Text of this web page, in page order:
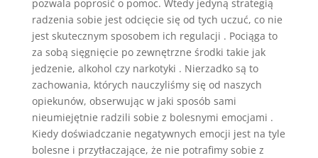
pozwala poprosić o pomoc. Wtedy jedyną strategią
radzenia sobie jest odcięcie się od tych uczuć, co nie
jest skutecznym sposobem ich regulacji . Pociąga to
za sobą sięgnięcie po zewnętrzne środki takie jak
jedzenie, alkohol czy narkotyki . Nierzadko są to
zachowania, których nauczyliśmy się od naszych
opiekunów, obserwując w jaki sposób sami
nieumiejętnie radzili sobie z bolesnymi emocjami .
Kiedy doświadczanie negatywnych emocji jest na tyle
bolesne i przytłaczające, że nie potrafimy sobie z